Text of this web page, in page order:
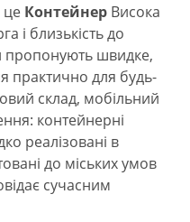
це Контейнер Висока
і близькість до
пропонують швидке,
практично для будь-
склад, мобільний
контейнерні
реалізовані в
до міських умов
сучасним